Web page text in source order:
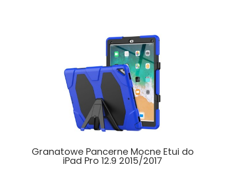
Granatowe Pancerne Mocne Etui do
iPad Pro 12.9 2015/2017